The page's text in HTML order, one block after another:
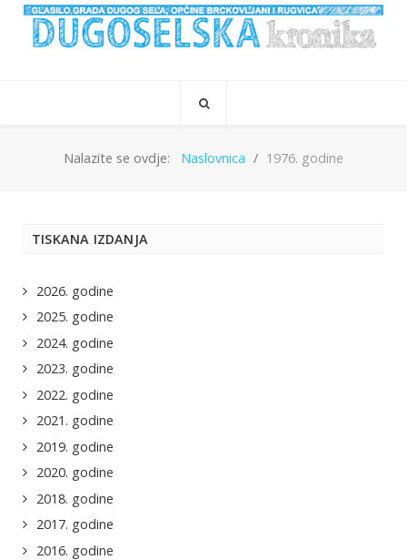
Nalazite se ovdje: Naslovnica 1976. godine
TISKANA IZDANJA
2026. godine
2025. godine
2024. godine
2023. godine
2022. godine
2021. godine
2019. godine
2020. godine
2018. godine
2017. godine
2016. godine